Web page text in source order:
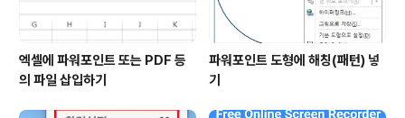
엑셀에 파워포인트 또는 PDF 등
의 파일 삽입하기
파워포인트 도형에 해칭(패턴) 넣
기